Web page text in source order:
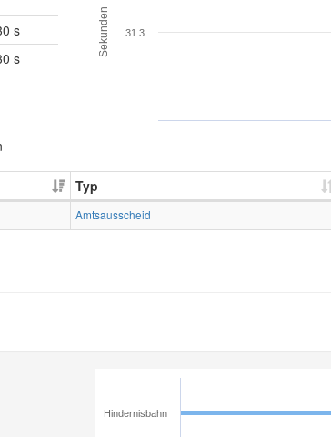
s
s
Sekunden 31.3
Typ
Amtsausscheid
Hindernisbahn